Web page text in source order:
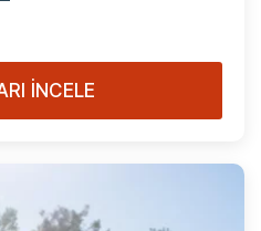
İNCELE